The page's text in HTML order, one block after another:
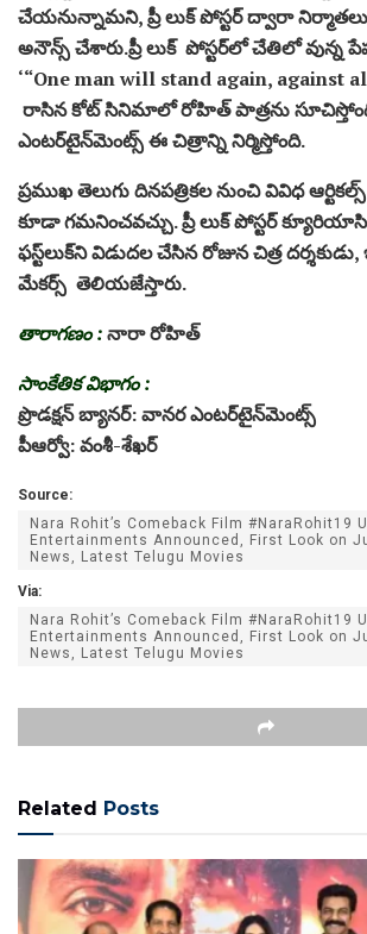
చేయనున్నామని, ప్రీ లుక్‌ పోస్టర్‌ ద్వారా
అనౌన్స్ చేశారు.ప్రీ లుక్ పోస్టర్‌లో చేతిలో వున్న
‘“One man will stand again, against
రాసిన కోట్ సినిమాలో రోహిత్ పాత్రను
ఎంటర్‌టైన్‌మెంట్స్ ఈ చిత్రాన్ని నిర్మిస్తోంది.
ప్రముఖ తెలుగు దినపత్రికల నుంచి వివిధ
కూడా గమనించవచ్చు. ప్రీ లుక్ పోస్టర్
ఫస్ట్‌లుక్‌ని విడుదల చేసిన రోజున చిత్ర
మేకర్స్ తెలియజేస్తారు.
తారాగణం :నారా రోహిత్
సాంకేతిక విభాగం :
ప్రొడక్షన్ బ్యానర్: వానర ఎంటర్‌టైన్‌మెంట్స్
పీఆర్వో: వంశీ-శేఖర్
Source:
Nara Rohit’s Comeback Film #NaraRohit19
Entertainments Announced, First Look on
News, Latest Telugu Movies
Via:
Nara Rohit’s Comeback Film #NaraRohit19
Entertainments Announced, First Look on
News, Latest Telugu Movies
Related Posts